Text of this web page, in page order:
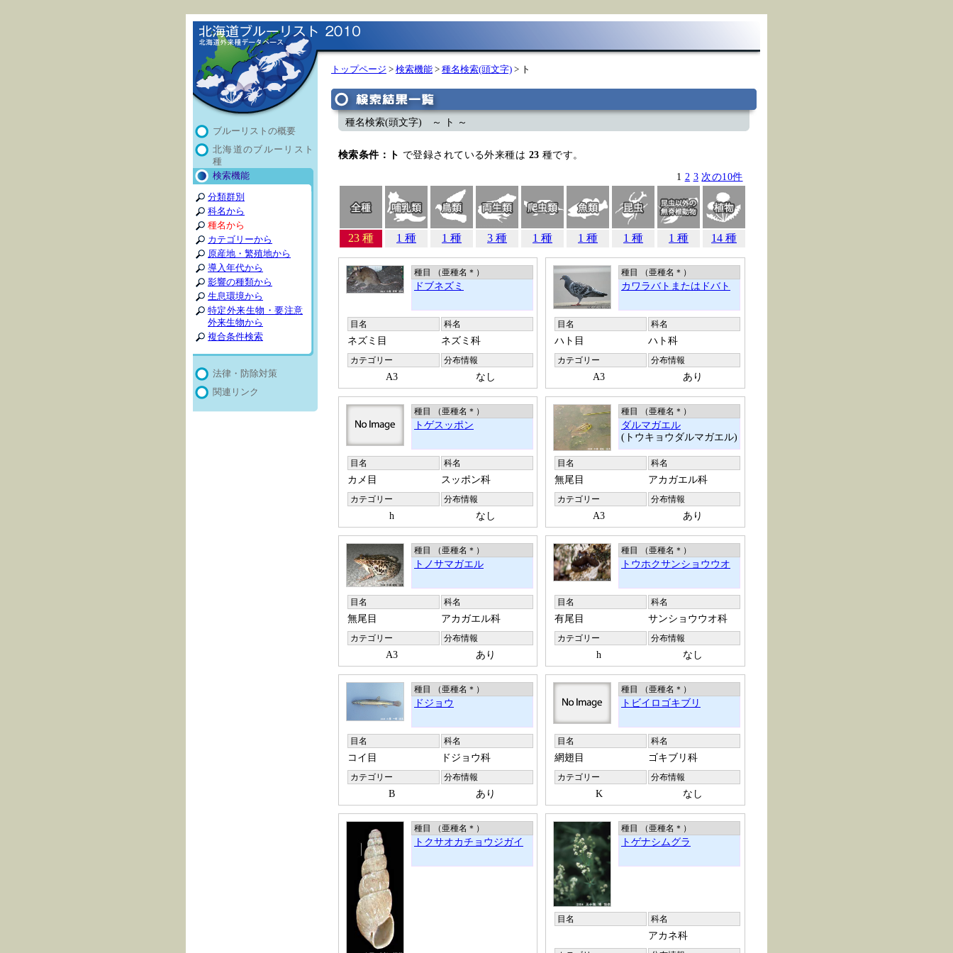
ブルーリストの概要
北海道のブルーリスト
種
検索機能
分類群別
科名から
種名から
カテゴリーから
原産地・繁殖地から
導入年代から
影響の種類から
生息環境から
特定外来生物・要注意
外来生物から
複合条件検索
法律・防除対策
関連リンク
トップページ > 検索機能 > 種名検索(頭文字) > ト
種名検索(頭文字) ～ ト ～
検索条件：ト で登録されている外来種は 23 種です。
1 2 3 次の10件
23 種 1 種 1 種 3 種 1 種 1 種 1 種 1 種 14 種
種目 （亜種名 ＊ ）
ドブネズミ
目名
ネズミ目
科名
ネズミ科
カテゴリー
A3
分布情報
なし
種目 （亜種名 ＊ ）
カワラバトまたはドバト
目名
ハト目
科名
ハト科
カテゴリー
A3
分布情報
あり
種目 （亜種名 ＊ ）
トゲスッポン
目名
カメ目
科名
スッポン科
カテゴリー
h
分布情報
なし
種目 （亜種名 ＊ ）
ダルマガエル
(トウキョウダルマガエル)
目名
無尾目
科名
アカガエル科
カテゴリー
A3
分布情報
あり
種目 （亜種名 ＊ ）
トノサマガエル
目名
無尾目
科名
アカガエル科
カテゴリー
A3
分布情報
あり
種目 （亜種名 ＊ ）
トウホクサンショウウオ
目名
有尾目
科名
サンショウウオ科
カテゴリー
h
分布情報
なし
種目 （亜種名 ＊ ）
ドジョウ
目名
コイ目
科名
ドジョウ科
カテゴリー
B
分布情報
あり
種目 （亜種名 ＊ ）
トビイロゴキブリ
目名
網翅目
科名
ゴキブリ科
カテゴリー
K
分布情報
なし
種目 （亜種名 ＊ ）
トクサオカチョウジガイ
種目 （亜種名 ＊ ）
トゲナシムグラ
目名 科名
アカネ科